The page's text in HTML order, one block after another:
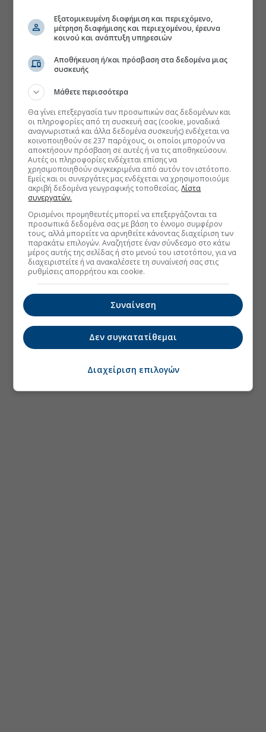
Εξατομικευμένη διαφήμιση και περιεχόμενο,
μέτρηση διαφήμισης και περιεχομένου, έρευνα
κοινού και ανάπτυξη υπηρεσιών
Αποθήκευση ή/και πρόσβαση στα δεδομένα μιας
συσκευής
Μάθετε περισσότερα
Θα γίνει επεξεργασία των προσωπικών σας δεδομένων και
οι πληροφορίες από τη συσκευή σας (cookie, μοναδικά
αναγνωριστικά και άλλα δεδομένα συσκευής) ενδέχεται να
κοινοποιηθούν σε 237 παρόχους, οι οποίοι μπορούν να
αποκτήσουν πρόσβαση σε αυτές ή να τις αποθηκεύσουν.
Αυτές οι πληροφορίες ενδέχεται επίσης να
χρησιμοποιηθούν συγκεκριμένα από αυτόν τον ιστότοπο.
Εμείς και οι συνεργάτες μας ενδέχεται να χρησιμοποιούμε
ακριβή δεδομένα γεωγραφικής τοποθεσίας.Λίστα
συνεργατών.
Ορισμένοι προμηθευτές μπορεί να επεξεργάζονται τα
προσωπικά δεδομένα σας με βάση το έννομο συμφέρον
τους, αλλά μπορείτε να αρνηθείτε κάνοντας διαχείριση των
παρακάτω επιλογών. Αναζητήστε έναν σύνδεσμο στο κάτω
μέρος αυτής της σελίδας ή στο μενού του ιστοτόπου, για να
διαχειριστείτε ή να ανακαλέσετε τη συναίνεσή σας στις
ρυθμίσεις απορρήτου και cookie.
Συναίνεση
Δεν συγκατατίθεμαι
Διαχείριση επιλογών